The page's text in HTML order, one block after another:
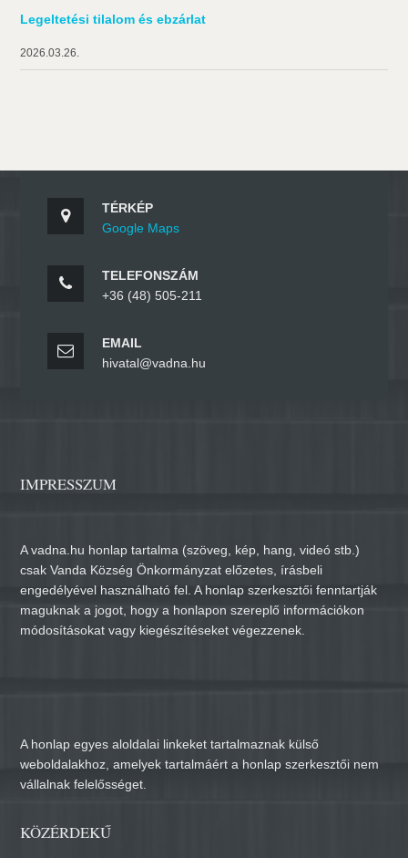
Legeltetési tilalom és ebzárlat
2026.03.26.
TÉRKÉP
Google Maps
TELEFONSZÁM
+36 (48) 505-211
EMAIL
hivatal@vadna.hu
IMPRESSZUM
A vadna.hu honlap tartalma (szöveg, kép, hang, videó stb.)
csak Vanda Község Önkormányzat előzetes, írásbeli
engedélyével használható fel. A honlap szerkesztői fenntartják
maguknak a jogot, hogy a honlapon szereplő információkon
módosításokat vagy kiegészítéseket végezzenek.
A honlap egyes aloldalai linkeket tartalmaznak külső
weboldalakhoz, amelyek tartalmáért a honlap szerkesztői nem
vállalnak felelősséget.
KÖZÉRDEKŰ